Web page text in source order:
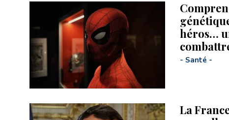
héros…
- Santé -
La